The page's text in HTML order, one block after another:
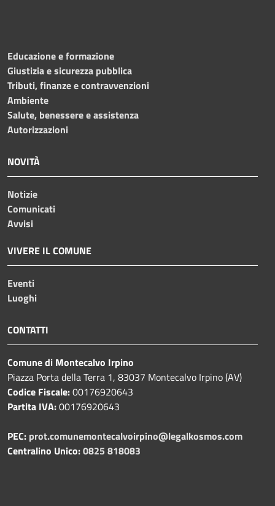
Educazione e formazione
Giustizia e sicurezza pubblica
Tributi, finanze e contravvenzioni
Ambiente
Salute, benessere e assistenza
Autorizzazioni
NOVITÀ
Notizie
Comunicati
Avvisi
VIVERE IL COMUNE
Eventi
Luoghi
CONTATTI
Comune di Montecalvo Irpino
Piazza Porta della Terra 1, 83037 Montecalvo Irpino (AV)
Codice Fiscale:00176920643
Partita IVA:00176920643
PEC: prot.comunemontecalvoirpino@legalkosmos.com
Centralino Unico:0825 818083